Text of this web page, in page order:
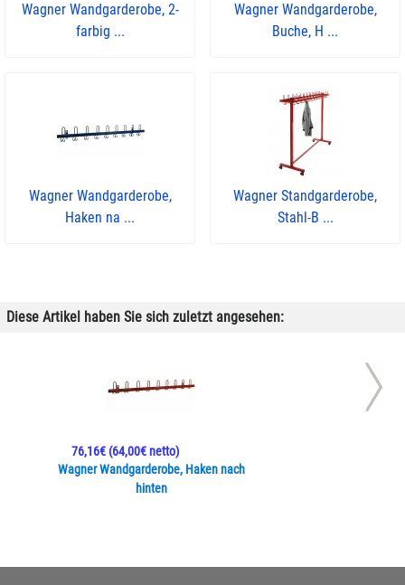
Wagner Wandgarderobe, 2-
farbig ...
Wagner Wandgarderobe,
Buche, H ...
Wagner Wandgarderobe,
Haken na ...
Wagner Standgarderobe,
Stahl-B ...
Diese Artikel haben Sie sich zuletzt angesehen:
Wagner Wandgarderobe, Haken nach
hinten
76,16€(64,00€ netto)